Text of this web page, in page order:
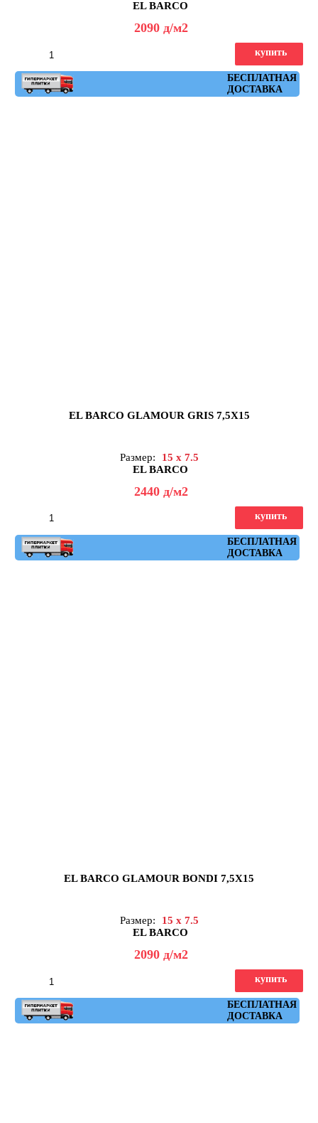
EL BARCO
2090 д/м2
БЕСПЛАТНАЯ
ДОСТАВКА
купить
EL BARCO GLAMOUR GRIS 7,5X15
Размер:
15 x 7.5
EL BARCO
2440 д/м2
БЕСПЛАТНАЯ
ДОСТАВКА
купить
EL BARCO GLAMOUR BONDI 7,5X15
Размер:
15 x 7.5
EL BARCO
2090 д/м2
БЕСПЛАТНАЯ
ДОСТАВКА
купить